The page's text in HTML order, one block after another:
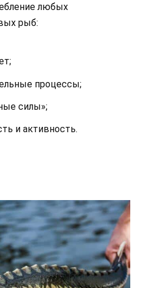
любых
рыб:
процессы;
силы»;
и активность.